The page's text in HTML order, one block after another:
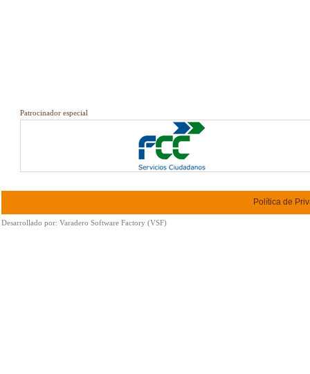
Patrocinador especial
Política de
Desarrollado por: Varadero Software Factory (VSF)